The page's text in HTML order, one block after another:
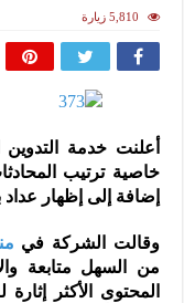
5,810 زيارة
أعلنت خدمة التدوين
خاصية ترتيب
إضافة إلى إظهار
وقالت الشركة في
من السهل متابعة
المحتوى الأكثر